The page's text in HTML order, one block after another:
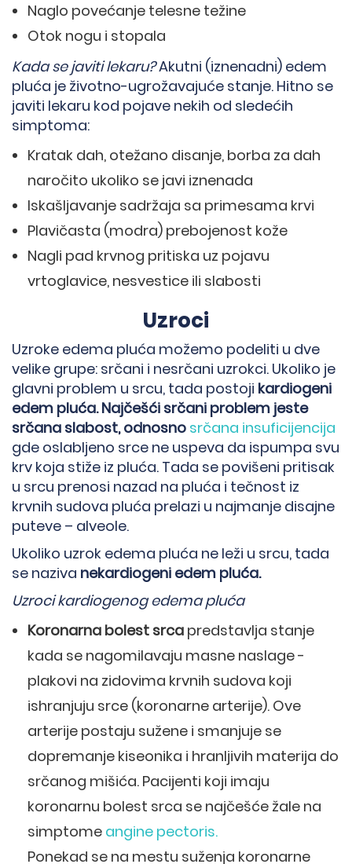
Naglo povećanje telesne težine
Otok nogu i stopala
Kada se javiti lekaru?Akutni (iznenadni) edem
pluća je životno-ugrožavajuće stanje. Hitno se
javiti lekaru kod pojave nekih od sledećih
simptoma:
Kratak dah, otežano disanje, borba za dah
naročito ukoliko se javi iznenada
Iskašljavanje sadržaja sa primesama krvi
Plavičasta (modra) prebojenost kože
Nagli pad krvnog pritiska uz pojavu
vrtoglavice, nesvestice ili slabosti
Uzroci
Uzroke edema pluća možemo podeliti u dve
velike grupe: srčani i nesrčani uzrokci. Ukoliko je
glavni problem u srcu, tada postoji kardiogeni
edem pluća. Najčešći srčani problem jeste
srčana slabost, odnosno srčana insuficijencija
gde oslabljeno srce ne uspeva da ispumpa svu
krv koja stiže iz pluća. Tada se povišeni pritisak
u srcu prenosi nazad na pluća i tečnost iz
krvnih sudova pluća prelazi u najmanje disajne
puteve – alveole.
Ukoliko uzrok edema pluća ne leži u srcu, tada
se naziva nekardiogeni edem pluća.
Uzroci kardiogenog edema pluća
Koronarna bolest srca predstavlja stanje
kada se nagomilavaju masne naslage -
plakovi na zidovima krvnih sudova koji
ishranjuju srce (koronarne arterije). Ove
arterije postaju sužene i smanjuje se
dopremanje kiseonika i hranljivih materija do
srčanog mišića. Pacijenti koji imaju
koronarnu bolest srca se najčešće žale na
simptome angine pectoris.
Ponekad se na mestu suženja koronarne